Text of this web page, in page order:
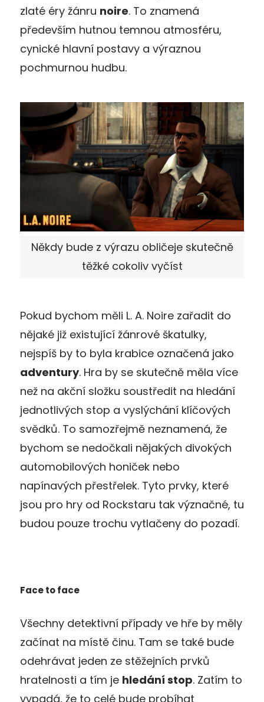
zlaté éry žánru noire. To znamená
především hutnou temnou atmosféru,
cynické hlavní postavy a výraznou
pochmurnou hudbu.
Někdy bude z výrazu obličeje skutečně
těžké cokoliv vyčíst
Pokud bychom měli L. A. Noire zařadit do
nějaké již existující žánrové škatulky,
nejspíš by to byla krabice označená jako
adventury. Hra by se skutečně měla více
než na akční složku soustředit na hledání
jednotlivých stop a vyslýchání klíčových
svědků. To samozřejmě neznamená, že
bychom se nedočkali nějakých divokých
automobilových honiček nebo
napínavých přestřelek. Tyto prvky, které
jsou pro hry od Rockstaru tak význačné, tu
budou pouze trochu vytlačeny do pozadí.
Face to face
Všechny detektivní případy ve hře by měly
začínat na místě činu. Tam se také bude
odehrávat jeden ze stěžejních prvků
hratelnosti a tím je hledání stop. Zatím to
vypadá, že to celé bude probíhat